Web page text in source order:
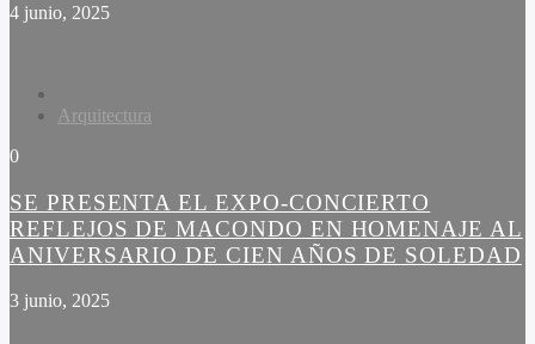
4 junio, 2025
Arquitectura
0
SE PRESENTA EL EXPO-CONCIERTO
REFLEJOS DE MACONDO EN HOMENAJE AL
ANIVERSARIO DE CIEN AÑOS DE SOLEDAD
3 junio, 2025